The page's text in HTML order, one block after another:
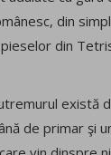
din
din
de primar şi